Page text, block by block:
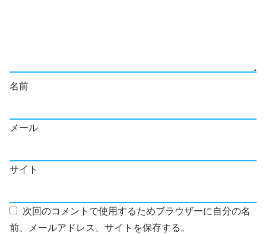
名前
メール
サイト
次回のコメントで使用するためブラウザーに自分の名
前、メールアドレス、サイトを保存する。